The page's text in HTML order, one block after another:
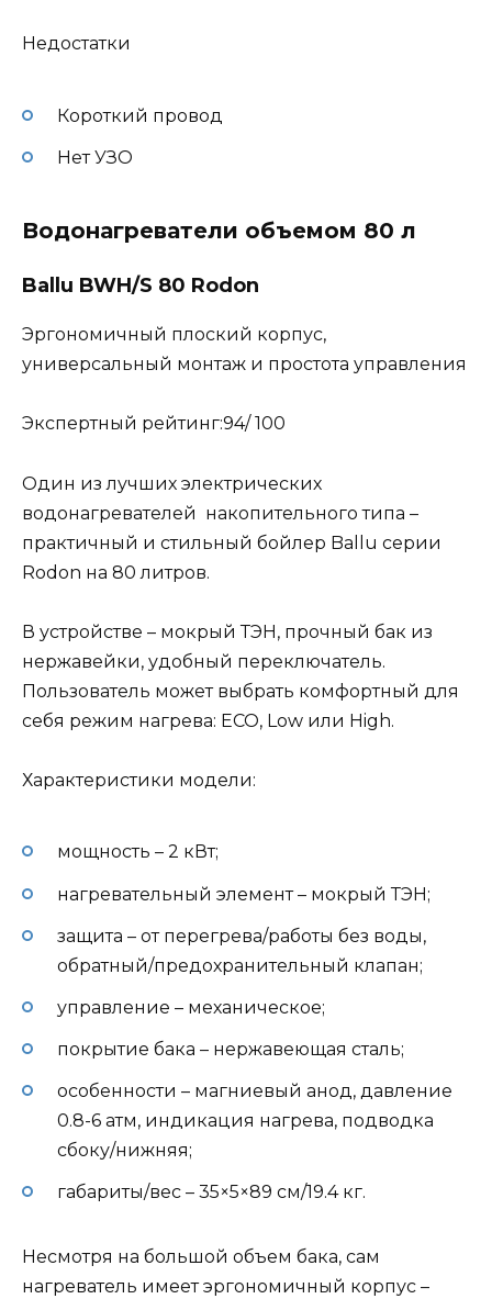
Недостатки
Короткий провод
Нет УЗО
Водонагреватели объемом 80 л
Ballu BWH/S 80 Rodon
Эргономичный плоский корпус,
универсальный монтаж и простота управления
Экспертный рейтинг:94/ 100
Один из лучших электрических
водонагревателей накопительного типа –
практичный и стильный бойлер Ballu серии
Rodon на 80 литров.
В устройстве – мокрый ТЭН, прочный бак из
нержавейки, удобный переключатель.
Пользователь может выбрать комфортный для
себя режим нагрева: ECO, Low или High.
Характеристики модели:
мощность – 2 кВт;
нагревательный элемент – мокрый ТЭН;
защита – от перегрева/работы без воды,
обратный/предохранительный клапан;
управление – механическое;
покрытие бака – нержавеющая сталь;
особенности – магниевый анод, давление
0.8-6 атм, индикация нагрева, подводка
сбоку/нижняя;
габариты/вес – 35×5×89 см/19.4 кг.
Несмотря на большой объем бака, сам
нагреватель имеет эргономичный корпус –